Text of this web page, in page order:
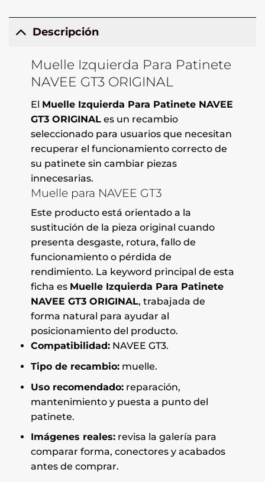
Descripción
Muelle Izquierda Para Patinete
NAVEE GT3 ORIGINAL
El Muelle Izquierda Para Patinete NAVEE
GT3 ORIGINALes un recambio
seleccionado para usuarios que necesitan
recuperar el funcionamiento correcto de
su patinete sin cambiar piezas
innecesarias.
Muelle para NAVEE GT3
Este producto está orientado a la
sustitución de la pieza original cuando
presenta desgaste, rotura, fallo de
funcionamiento o pérdida de
rendimiento. La keyword principal de esta
ficha es Muelle Izquierda Para Patinete
NAVEE GT3 ORIGINAL, trabajada de
forma natural para ayudar al
posicionamiento del producto.
Compatibilidad:NAVEE GT3.
Tipo de recambio:muelle.
Uso recomendado:reparación,
mantenimiento y puesta a punto del
patinete.
Imágenes reales:revisa la galería para
comparar forma, conectores y acabados
antes de comprar.